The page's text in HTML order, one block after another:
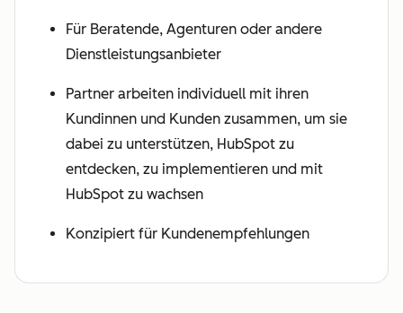
Für Beratende, Agenturen oder andere
Dienstleistungsanbieter
Partner arbeiten individuell mit ihren
Kundinnen und Kunden zusammen, um sie
dabei zu unterstützen, HubSpot zu
entdecken, zu implementieren und mit
HubSpot zu wachsen
Konzipiert für Kundenempfehlungen